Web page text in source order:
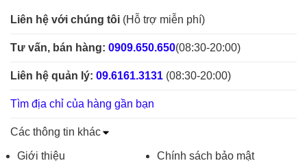
Liên hệ với chúng tôi (Hỗ trợ miễn phí)
Tư vấn, bán hàng: 0909.650.650(08:30-20:00)
Liên hệ quản lý: 09.6161.3131 (08:30-20:00)
Tìm địa chỉ của hàng gần bạn
Các thông tin khác
Giới thiệu
Chính sách bảo mật